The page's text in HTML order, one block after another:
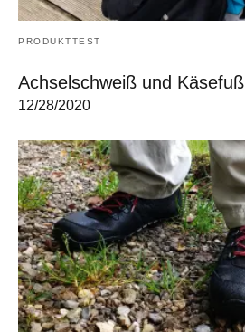
PRODUKTTEST
Achselschweiß und Käsefuß
12/28/2020